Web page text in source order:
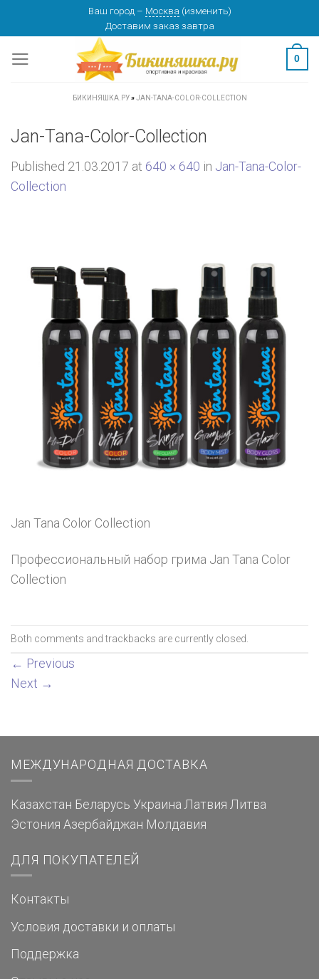
content
Ваш город – Москва (изменить)
Доставим заказ завтра
0
БИКИНЯШКА.РУ»JAN-TANA-COLOR-COLLECTION
Jan-Tana-Color-Collection
Published 21.03.2017 at 640 × 640 in Jan-Tana-Color-
Collection
Jan Tana Color Collection
Профессиональный набор грима Jan Tana Color
Collection
Both comments and trackbacks are currently closed.
← Previous
Next →
МЕЖДУНАРОДНАЯ ДОСТАВКА
Казахстан Беларусь Украина Латвия Литва
Эстония Азербайджан Молдавия
ДЛЯ ПОКУПАТЕЛЕЙ
Контакты
Условия доставки и оплаты
Поддержка